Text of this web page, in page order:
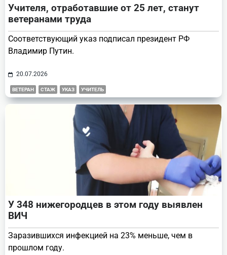
Учителя, отработавшие от 25 лет, станут
ветеранами труда
Соответствующий указ подписал президент РФ
Владимир Путин.
20.07.2026
ВЕТЕРАН СТАЖ УКАЗ УЧИТЕЛЬ
У 348 нижегородцев в этом году выявлен
ВИЧ
Заразившихся инфекцией на 23% меньше, чем в
прошлом году.